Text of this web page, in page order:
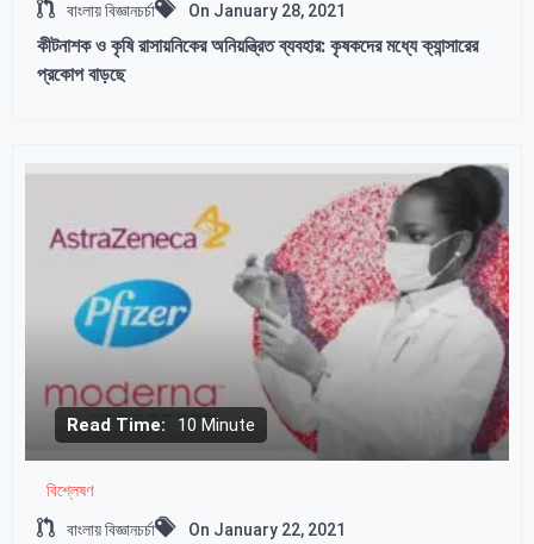
বাংলায় বিজ্ঞানচর্চা On January 28, 2021
কীটনাশক ও কৃষি রাসায়নিকের অনিয়ন্ত্রিত ব্যবহার: কৃষকদের মধ্যে ক্যান্সারের
প্রকোপ বাড়ছে
Read Time: 10 Minute
বিশ্লেষণ
বাংলায় বিজ্ঞানচর্চা On January 22, 2021